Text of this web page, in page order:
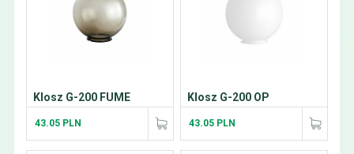
Klosz G-200 FUME
43.05 PLN
Klosz G-200 OP
43.05 PLN